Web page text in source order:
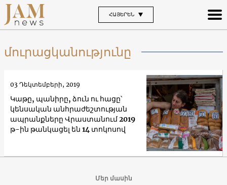
ՀԱՅԵՐԵՆ
մուրացկանությունը
Կաթը, պանիրը, ձուն ու հացը՝
կենսական անհրաժեշտության
ապրանքները Վրաստանում 2019
թ-ին թանկացել են 14 տոկոսով
03 Դեկտեմբերի, 2019
Մեր մասին